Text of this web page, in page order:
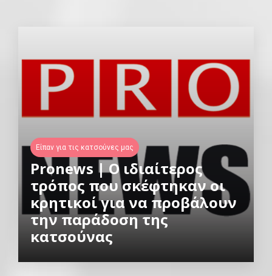
Είπαν για τις κατσούνες μας
Pronews | Ο ιδιαίτερος
τρόπος που σκέφτηκαν οι
κρητικοί για να προβάλουν
την παράδοση της
κατσούνας